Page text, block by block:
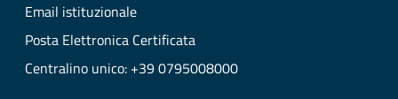
Email istituzionale
Posta Elettronica Certificata
Centralino unico: +39 0795008000